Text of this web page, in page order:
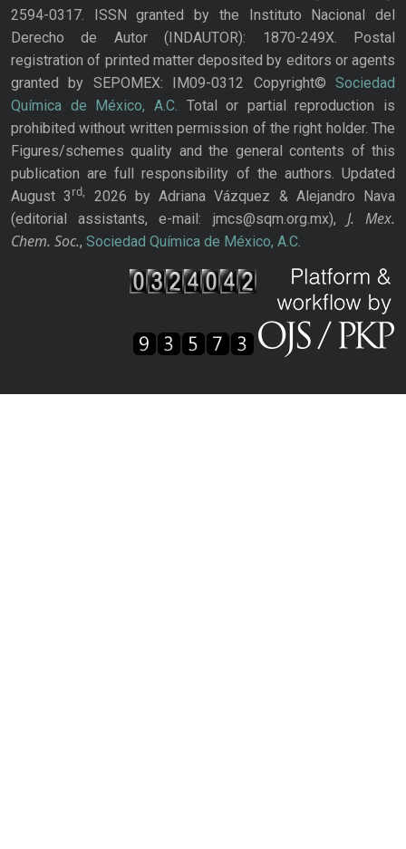
2594-0317. ISSN granted by the Instituto Nacional del
Derecho de Autor (INDAUTOR): 1870-249X. Postal
registration of printed matter deposited by editors or agents
granted by SEPOMEX: IM09-0312 Copyright© Sociedad
Química de México, A.C. Total or partial reproduction is
prohibited without written permission of the right holder. The
Figures/schemes quality and the general contents of this
publication are full responsibility of the authors. Updated
August 3rd,
2026 by Adriana Vázquez & Alejandro Nava
(editorial assistants, e-mail: jmcs@sqm.org.mx), J. Mex.
Chem. Soc., Sociedad Química de México, A.C.